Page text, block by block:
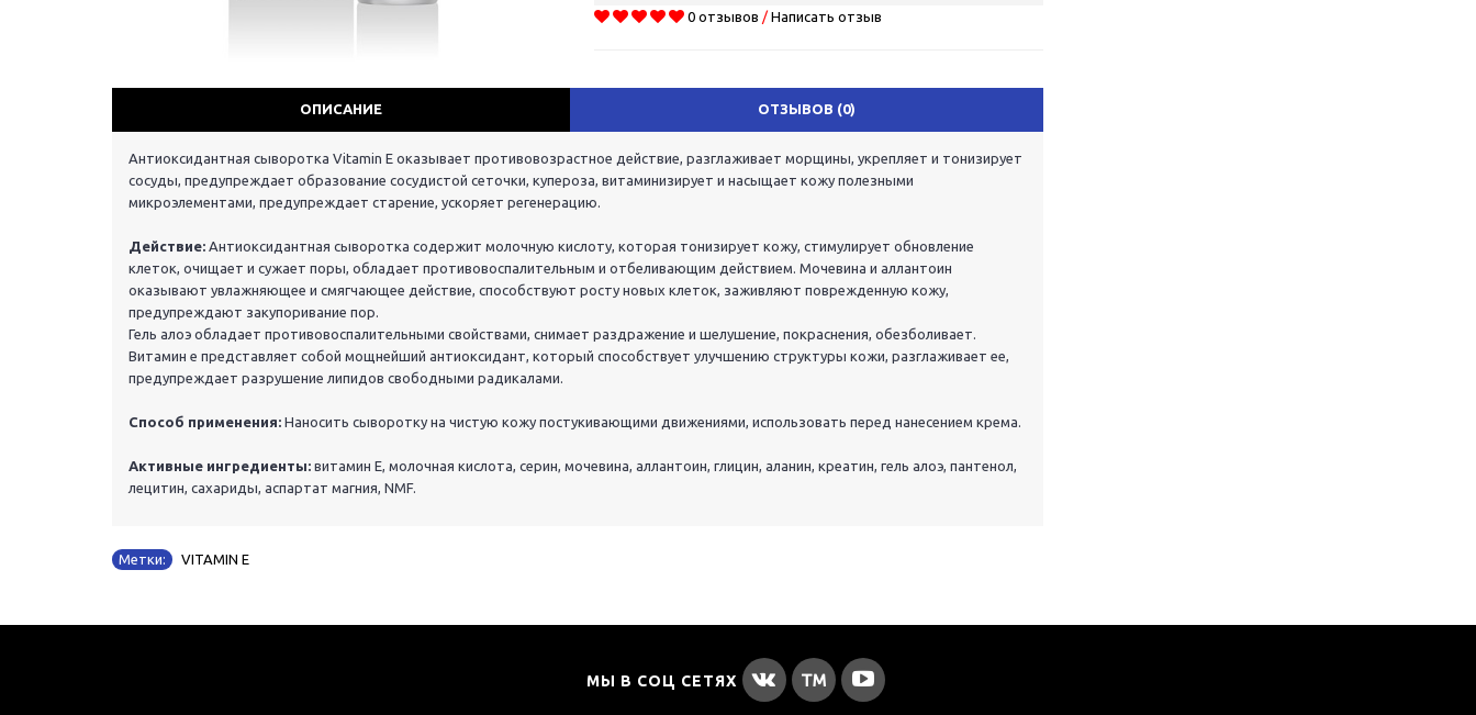
0 отзывов / Написать отзыв
ОПИСАНИЕ ОТЗЫВОВ (0)
Антиоксидантная сыворотка Vitamin E оказывает противовозрастное действие, разглаживает морщины, укрепляет и тонизирует
сосуды, предупреждает образование сосудистой сеточки, купероза, витаминизирует и насыщает кожу полезными
микроэлементами, предупреждает старение, ускоряет регенерацию.
Действие: Антиоксидантная сыворотка содержит молочную кислоту, которая тонизирует кожу, стимулирует обновление
клеток, очищает и сужает поры, обладает противовоспалительным и отбеливающим действием. Мочевина и аллантоин
оказывают увлажняющее и смягчающее действие, способствуют росту новых клеток, заживляют поврежденную кожу,
предупреждают закупоривание пор.
Гель алоэ обладает противовоспалительными свойствами, снимает раздражение и шелушение, покраснения, обезболивает.
Витамин е представляет собой мощнейший антиоксидант, который способствует улучшению структуры кожи, разглаживает ее,
предупреждает разрушение липидов свободными радикалами.
Способ применения: Наносить сыворотку на чистую кожу постукивающими движениями, использовать перед нанесением крема.
Активные ингредиенты: витамин Е, молочная кислота, серин, мочевина, аллантоин, глицин, аланин, креатин, гель алоэ, пантенол,
лецитин, сахариды, аспартат магния, NMF.
Метки: VITAMIN E
МЫ В СОЦ СЕТЯХ